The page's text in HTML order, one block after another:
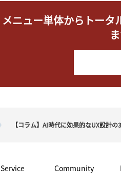
メニュー単体からトータ
【コラム】AI時代に効果的なUX設計
Service Community